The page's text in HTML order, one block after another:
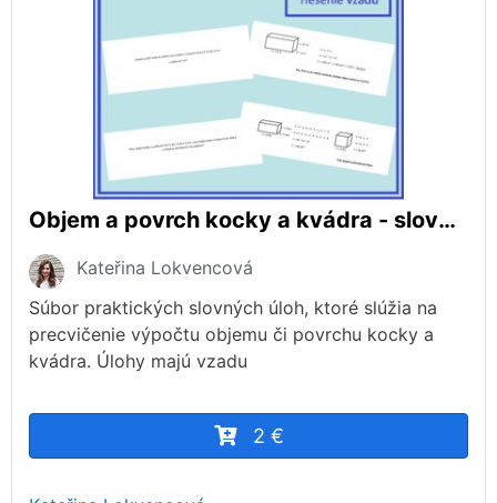
Objem a povrch kocky a kvádra - slovné úlohy
Kateřina Lokvencová
Súbor praktických slovných úloh, ktoré slúžia na
precvičenie výpočtu objemu či povrchu kocky a
kvádra. Úlohy majú vzadu
2 €